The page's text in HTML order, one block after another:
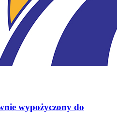
wypożyczony do